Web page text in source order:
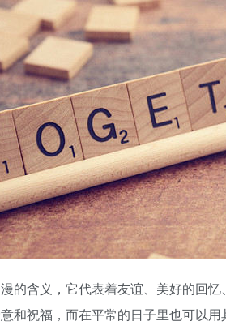
的含义，它代表着友谊、美好的回
和祝福，而在平常的日子里也可以